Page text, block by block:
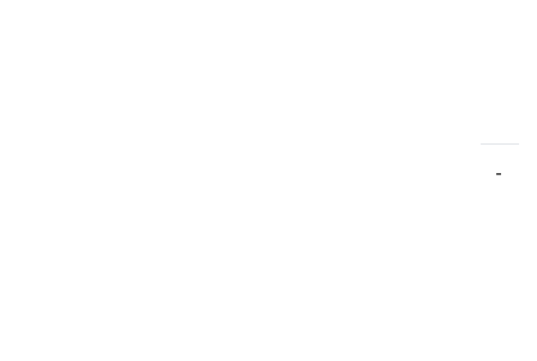
-